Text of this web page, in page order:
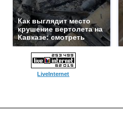
Как выглядит место
крушение вертолета на
Кавказе: смотреть
LiveInternet